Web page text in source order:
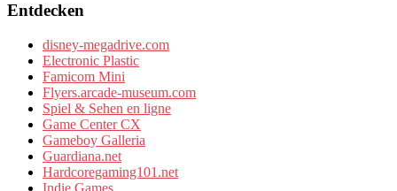
Entdecken
disney-megadrive.com
Electronic Plastic
Famicom Mini
Flyers.arcade-museum.com
Spiel & Sehen en ligne
Game Center CX
Gameboy Galleria
Guardiana.net
Hardcoregaming101.net